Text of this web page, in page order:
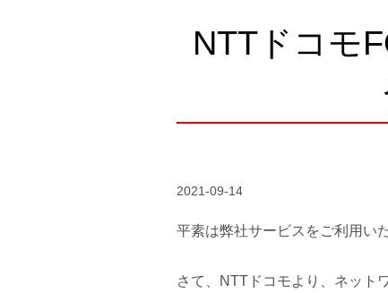
NTTドコモ
2021-09-14
平素は弊社サービスをご利用い
さて、NTTドコモより、ネット